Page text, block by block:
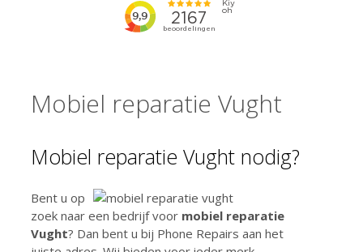
Mobiel reparatie Vught
Mobiel reparatie Vught nodig?
Bent u op
zoek naar een bedrijf voor mobiel reparatie
Vught? Dan bent u bij Phone Repairs aan het